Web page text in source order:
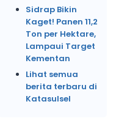
Sidrap Bikin
Kaget! Panen 11,2
Ton per Hektare,
Lampaui Target
Kementan
Lihat semua
berita terbaru di
Katasulsel